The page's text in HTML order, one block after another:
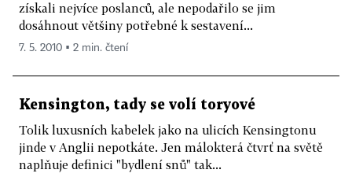
získali nejvíce poslanců, ale nepodařilo se jim
dosáhnout většiny potřebné k sestavení...
7. 5. 2010 ▪ 2 min. čtení
Kensington, tady se volí toryové
Tolik luxusních kabelek jako na ulicích Kensingtonu
jinde v Anglii nepotkáte. Jen málokterá čtvrť na světě
naplňuje definici "bydlení snů" tak...